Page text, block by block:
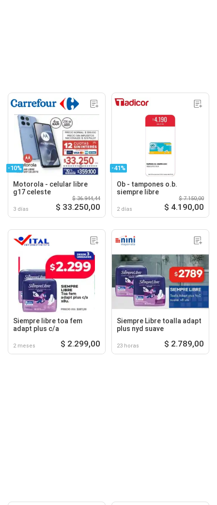
-10%
Motorola - celular libre
g17 celeste
3 días
$ 36.944,44
$ 33.250,00
-41%
Ob - tampones o.b.
siempre libre
2 días
$ 7.150,00
$ 4.190,00
Siempre libre toa fem
adapt plus c/a
2 meses $ 2.299,00
Siempre Libre toalla adapt
plus nyd suave
23 horas $ 2.789,00